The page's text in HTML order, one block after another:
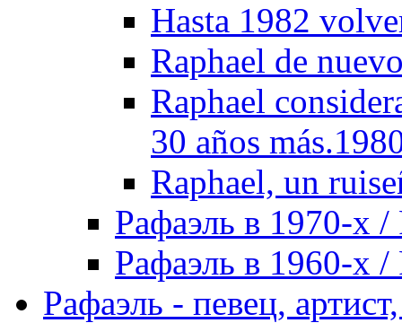
Hasta 1982
Raphael de
Raphael
30 años
Raphael, un
Рафаэль в 1970-х /
Рафаэль в 1960-х /
Рафаэль - певец,